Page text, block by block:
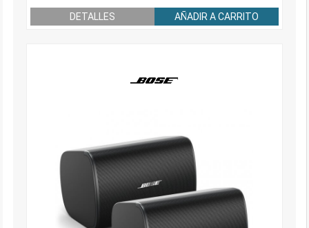
DETALLES AÑADIR A CARRITO